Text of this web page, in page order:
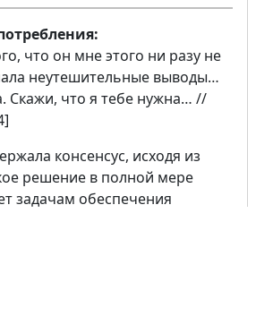
что он мне этого ни разу не
неутешительные выводы…
Скажи, что я тебе нужна… //
консенсус, исходя из
решение в полной мере
задачам обеспечения